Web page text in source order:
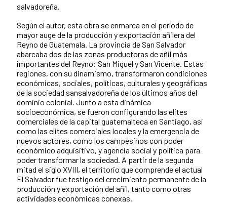
salvadoreña.
Según el autor, esta obra se enmarca en el período de
mayor auge de la producción y exportación añilera del
Reyno de Guatemala. La provincia de San Salvador
abarcaba dos de las zonas productoras de añil más
importantes del Reyno: San Miguel y San Vicente. Estas
regiones, con su dinamismo, transformaron condiciones
económicas, sociales, políticas, culturales y geográficas
de la sociedad sansalvadoreña de los últimos años del
dominio colonial. Junto a esta dinámica
socioeconómica, se fueron configurando las elites
comerciales de la capital guatemalteca en Santiago, así
como las elites comerciales locales y la emergencia de
nuevos actores, como los campesinos con poder
económico adquisitivo, y agencia social y política para
poder transformar la sociedad. A partir de la segunda
mitad el siglo XVIII, el territorio que comprende el actual
El Salvador fue testigo del crecimiento permanente de la
producción y exportación del añil, tanto como otras
actividades económicas conexas.